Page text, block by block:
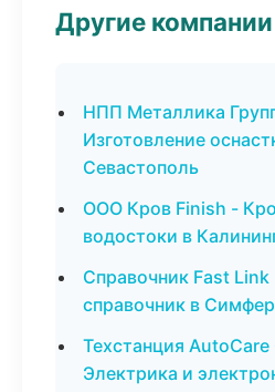
Другие компании
НПП Металлика
Изготовление
Севастополь
ООО Кров Finish -
водостоки в
Справочник Fast
справочник в
Техстанция AutoCare
Электрика и